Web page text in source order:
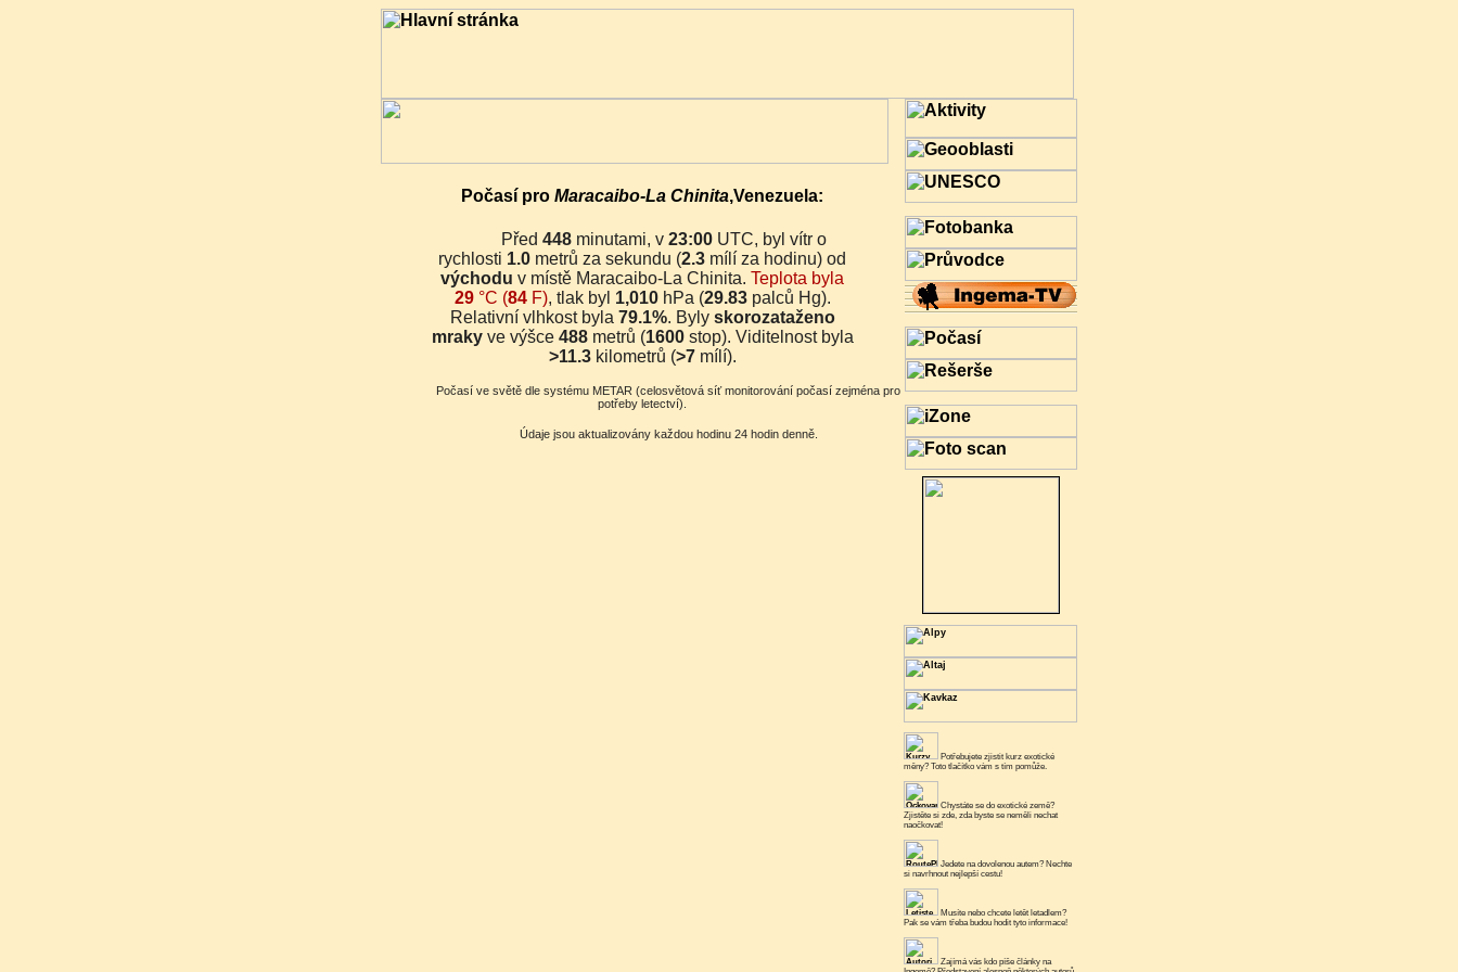
Počasí pro Maracaibo-La Chinita,Venezuela:
Před448 minutami, v23:00 UTC, byl vítr o
rychlosti 1.0 metrů za sekundu (2.3 mílí za hodinu) od
východu v místě Maracaibo-La Chinita. Teplota byla
29°C (84F), tlak byl 1,010hPa (29.83palců Hg).
Relativní vlhkost byla 79.1%. Byly skorozataženo
mrakyve výšce 488metrů (1600stop). Viditelnost byla
>11.3kilometrů (>7mílí).
Počasí ve světě dle systému METAR (celosvětová síť monitorování počasí zejména pro
potřeby letectví).
Údaje jsou aktualizovány každou hodinu 24 hodin denně.
Potřebujete zjistit kurz exotické
měny? Toto tlačítko vám s tím pomůže.
Chystáte se do exotické země?
Zjistěte si zde, zda byste se neměli nechat
naočkovat!
Jedete na dovolenou autem? Nechte
si navrhnout nejlepší cestu!
Musíte nebo chcete letět letadlem?
Pak se vám třeba budou hodit tyto informace!
Zajímá vás kdo píše články na